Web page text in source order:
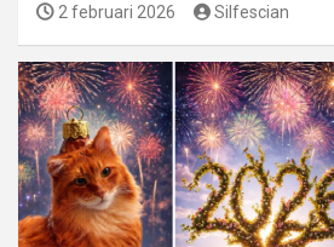
2 februari 2026 Silfescian